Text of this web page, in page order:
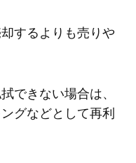
するよりも売りや
できない場合は、
グなどとして再利